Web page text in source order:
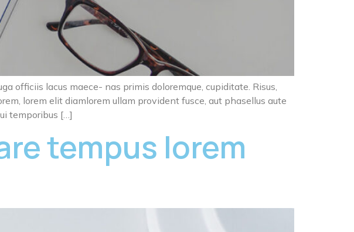
officiis lacus maece- nas primis doloremque, cupiditate. Risus,
lorem elit diamlorem ullam provident fusce, aut phasellus aute
temporibus […]
tempus lorem